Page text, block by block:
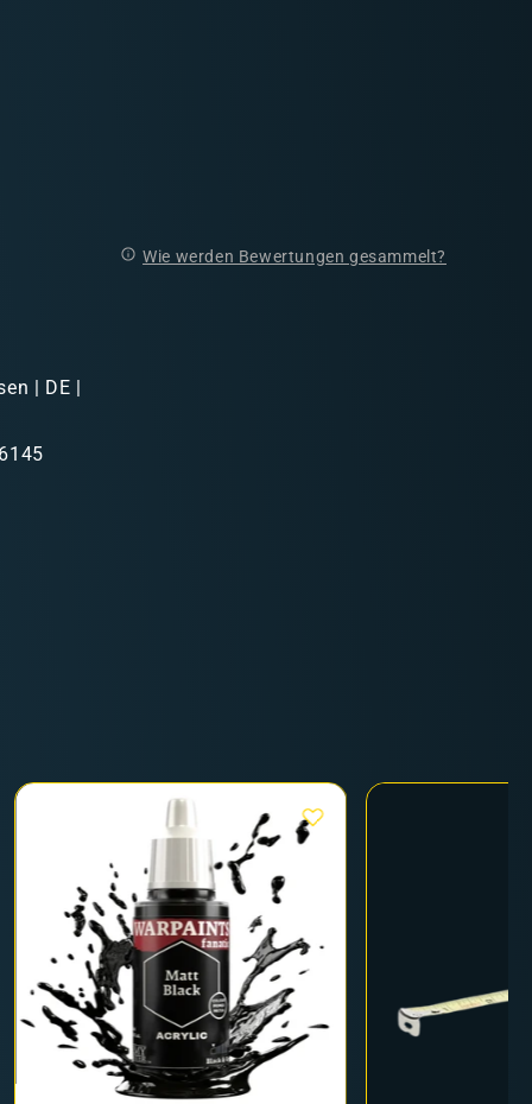
Wie werden Bewertungen gesammelt?
| DE |